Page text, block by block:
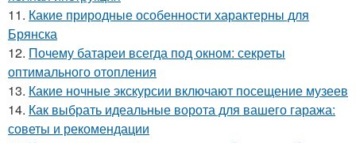
11. Какие природные особенности характерны для
Брянска
12. Почему батареи всегда под окном: секреты
оптимального отопления
13. Какие ночные экскурсии включают посещение музеев
14. Как выбрать идеальные ворота для вашего гаража:
советы и рекомендации